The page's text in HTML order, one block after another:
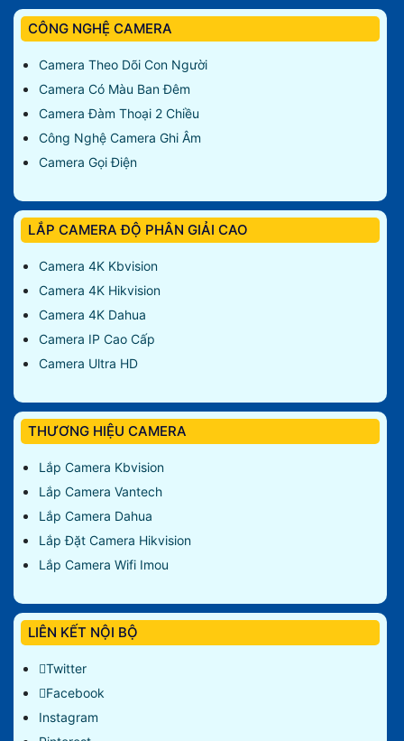
CÔNG NGHỆ CAMERA
Camera Theo Dõi Con Người
Camera Có Màu Ban Đêm
Camera Đàm Thoại 2 Chiều
Công Nghệ Camera Ghi Âm
Camera Gọi Điện
LẮP CAMERA ĐỘ PHÂN GIẢI CAO
Camera 4K Kbvision
Camera 4K Hikvision
Camera 4K Dahua
Camera IP Cao Cấp
Camera Ultra HD
THƯƠNG HIỆU CAMERA
Lắp Camera Kbvision
Lắp Camera Vantech
Lắp Camera Dahua
Lắp Đặt Camera Hikvision
Lắp Camera Wifi Imou
LIÊN KẾT NỘI BỘ
Twitter
Facebook
Instagram